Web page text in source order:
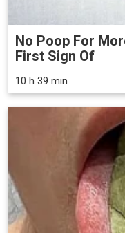
No Poop For
First Sign Of
10 h 39 min